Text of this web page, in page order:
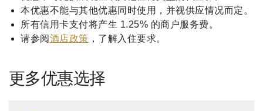
本优惠不能与其他优惠同时使用，并视供应情况而定。
所有信用卡支付将产生 1.25% 的商户服务费。
请参阅酒店政策 ，了解入住要求。
更多优惠选择